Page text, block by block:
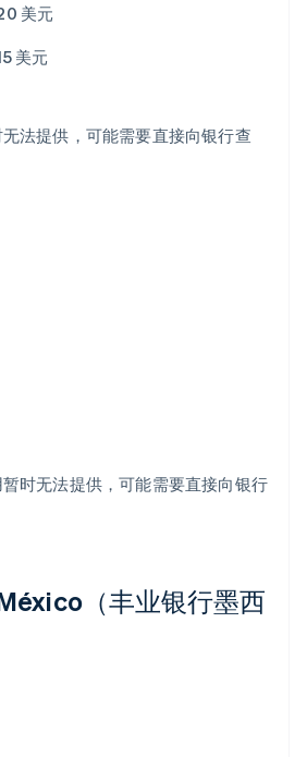
美元
美元
法提供，可能需要直接向银行查
时无法提供，可能需要直接向银行
（丰业银行墨西